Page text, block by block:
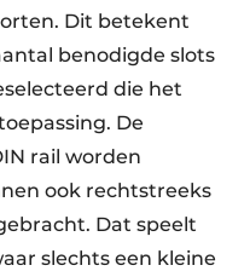
Dit betekent
benodigde slots
die het
De
rail worden
ook rechtstreeks
Dat speelt
slechts een kleine